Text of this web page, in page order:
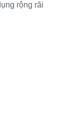
rộng rãi